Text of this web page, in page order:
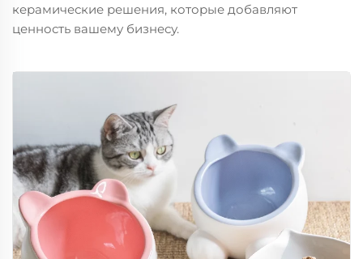
керамические решения, которые добавляют
ценность вашему бизнесу.